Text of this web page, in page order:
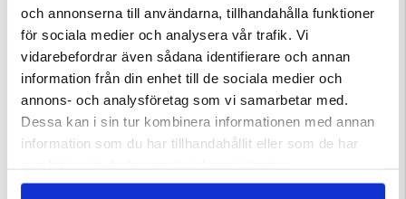
och annonserna till användarna, tillhandahålla funktioner
för sociala medier och analysera vår trafik. Vi
vidarebefordrar även sådana identifierare och annan
information från din enhet till de sociala medier och
annons- och analysföretag som vi samarbetar med.
Dessa kan i sin tur kombinera informationen med annan
information som du har tillhandahållit eller som de har